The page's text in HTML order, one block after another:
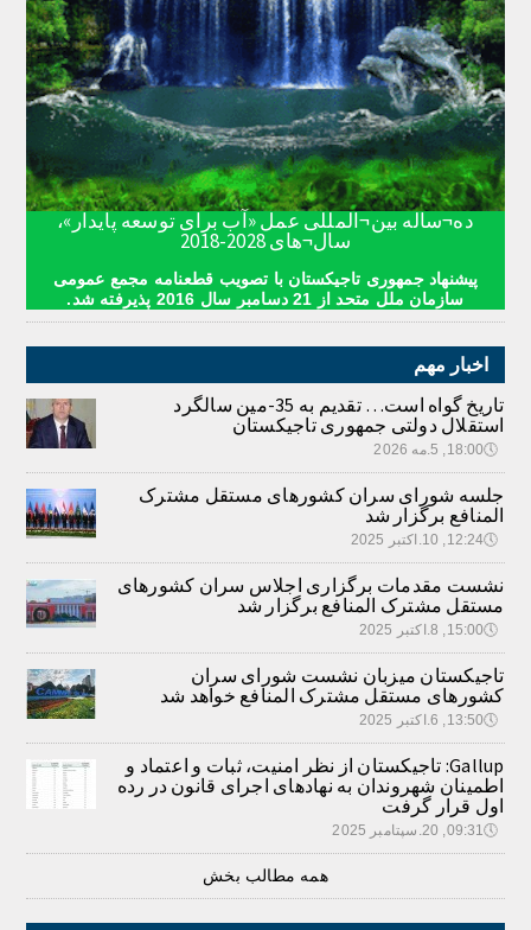
ده¬ساله بین¬المللی عمل «آب برای توسعه پایدار»،
سال¬های 2028-2018
پیشنهاد جمهوری تاجیکستان با تصویب قطعنامه مجمع عمومی
سازمان ملل متحد از 21 دسامبر سال 2016 پذیرفته شد.
اخبار مهم
تاریخ گواه است… تقدیم به 35-مین سالگرد
استقلال دولتی جمهوری تاجیکستان
🕔18:00, 5.مه 2026
جلسه شورای سران کشورهای مستقل مشترک
المنافع برگزار شد
🕔12:24, 10.اکتبر 2025
نشست مقدمات برگزاری اجلاس سران کشورهای
مستقل مشترک المنافع برگزار شد
🕔15:00, 8.اکتبر 2025
تاجیکستان میزبان نشست شورای سران
کشورهای مستقل مشترک المنافع خواهد شد
🕔13:50, 6.اکتبر 2025
Gallup: تاجیکستان از نظر امنیت، ثبات و اعتماد و
اطمینان شهروندان به نهادهای اجرای قانون در رده
اول قرار گرفت
🕔09:31, 20.سپتامبر 2025
همه مطالب بخش